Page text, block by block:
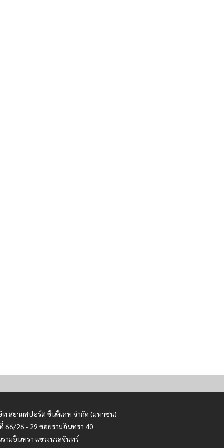
สยามสปอร์ต ซินติเคท จำกัด (มหาชน)
66/26 - 29 ซอยรามอินทรา 40
ามอินทรา แขวงนวลจันทร์